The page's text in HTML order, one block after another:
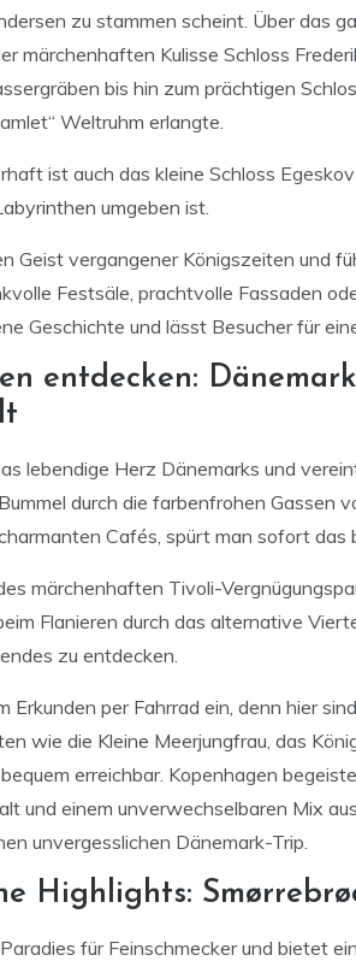
zu stammen scheint. Über das
märchenhaften Kulisse Schloss
bis hin zum prächtigen
Weltruhm erlangte.
ist auch das kleine Schloss
umgeben ist.
Geist vergangener Königszeiten und
Festsäle, prachtvolle Fassaden
Geschichte und lässt Besucher für
entdecken:
lebendige Herz Dänemarks und
durch die farbenfrohen Gassen
Cafés, spürt man sofort das
märchenhaften Tivoli-
Flanieren durch das alternative
zu entdecken.
Erkunden per Fahrrad ein, denn hier
wie die Kleine Meerjungfrau, das
erreichbar. Kopenhagen
und einem unverwechselbaren Mix
unvergesslichen Dänemark-Trip.
Highlights:
für Feinschmecker und bietet